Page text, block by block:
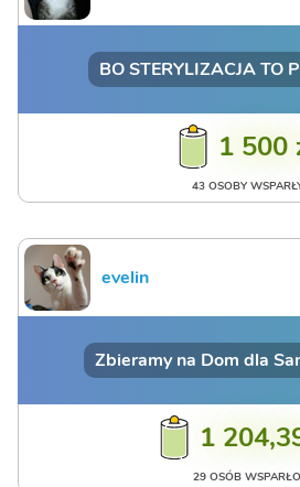
BO STERYLIZACJA TO
1 500
43 OSOBY
evelin
Zbieramy na Dom dla
1
29 OSÓB WSPARŁO